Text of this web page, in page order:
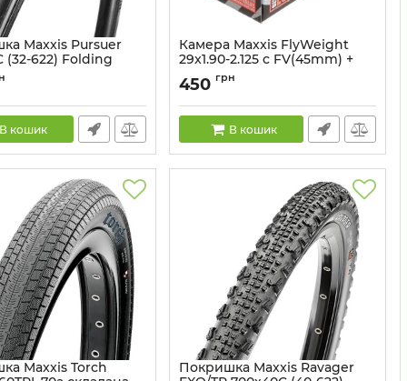
Maxxis Pursuer
(32-622) Folding
В кошик
Камера Maxxis FlyWeight
29x1.90-2.125 c FV(45mm) +
фліппер
Артикул:
450 грн
В кошик
Maxxis Torch
Покришка Maxxis Ravager